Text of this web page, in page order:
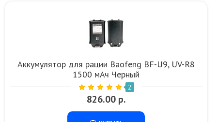
Аккумулятор для рации Baofeng BF-U9, UV-R8
1500 мАч Черный
2
826.00 р.